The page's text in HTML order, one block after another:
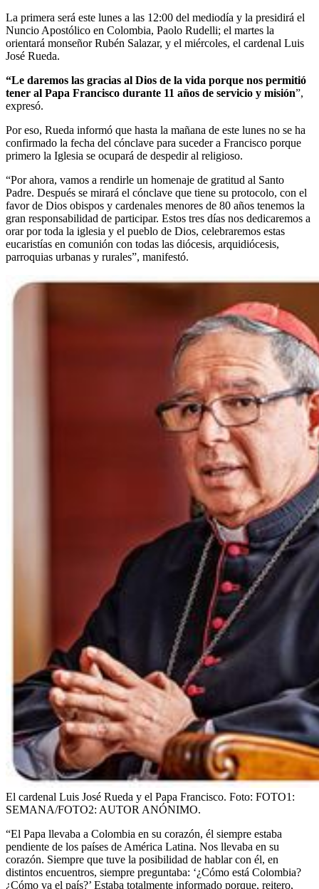
La primera será este lunes a las 12:00 del mediodía y la presidirá el
Nuncio Apostólico en Colombia, Paolo Rudelli; el martes la
orientará monseñor Rubén Salazar, y el miércoles, el cardenal Luis
José Rueda.
“Le daremos las gracias al Dios de la vida porque nos permitió
tener al Papa Francisco durante 11 años de servicio y misión”,
expresó.
Por eso, Rueda informó que hasta la mañana de este lunes no se ha
confirmado la fecha del cónclave para suceder a Francisco porque
primero la Iglesia se ocupará de despedir al religioso.
“Por ahora, vamos a rendirle un homenaje de gratitud al Santo
Padre. Después se mirará el cónclave que tiene su protocolo, con el
favor de Dios obispos y cardenales menores de 80 años tenemos la
gran responsabilidad de participar. Estos tres días nos dedicaremos a
orar por toda la iglesia y el pueblo de Dios, celebraremos estas
eucaristías en comunión con todas las diócesis, arquidiócesis,
parroquias urbanas y rurales”, manifestó.
El cardenal Luis José Rueda y el Papa Francisco. Foto: FOTO1:
SEMANA/FOTO2: AUTOR ANÓNIMO.
“El Papa llevaba a Colombia en su corazón, él siempre estaba
pendiente de los países de América Latina. Nos llevaba en su
corazón. Siempre que tuve la posibilidad de hablar con él, en
distintos encuentros, siempre preguntaba: ‘¿Cómo está Colombia?
¿Cómo va el país?’ Estaba totalmente informado porque, reitero,